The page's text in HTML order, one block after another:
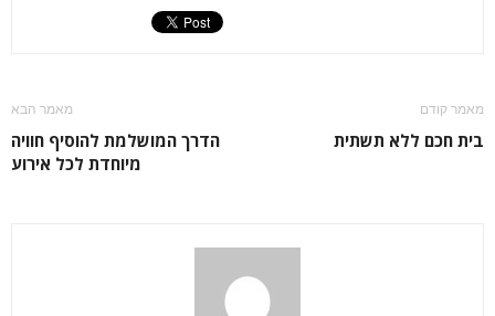
מאמר קודם
בית חכם ללא תשתית
מאמר הבא
הדרך המושלמת להוסיף חוויה
מיוחדת לכל אירוע